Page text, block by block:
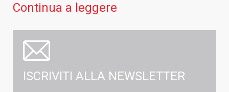
Continua a leggere
ISCRIVITI ALLA NEWSLETTER